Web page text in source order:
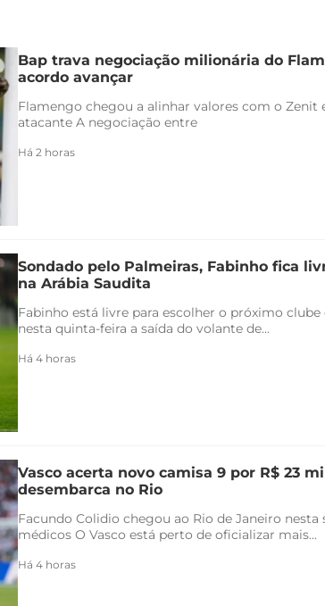
Bap trava negociação milionária do
acordo avançar
Flamengo chegou a alinhar valores com o Zenit
atacante A negociação entre
Há 2 horas
Sondado pelo Palmeiras, Fabinho fica
na Arábia Saudita
Fabinho está livre para escolher o próximo
nesta quinta-feira a saída do volante de...
Há 4 horas
Vasco acerta novo camisa 9 por R$ 23
desembarca no Rio
Facundo Colidio chegou ao Rio de Janeiro nesta
médicos O Vasco está perto de oficializar mais...
Há 4 horas